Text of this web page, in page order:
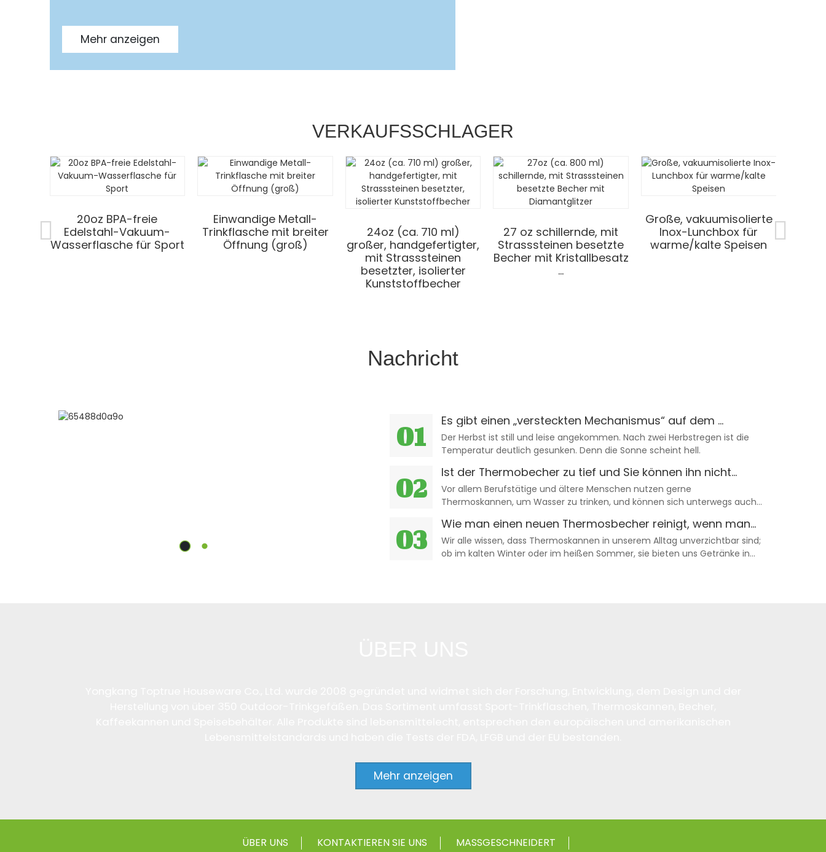
Mehr anzeigen
VERKAUFSSCHLAGER
20oz BPA-freie
Edelstahl-Vakuum-
Wasserflasche für Sport
Einwandige Metall-
Trinkflasche mit breiter
Öffnung (groß)
24oz (ca. 710 ml)
großer, handgefertigter,
mit Strasssteinen
besetzter, isolierter
Kunststoffbecher
27 oz schillernde, mit
Strasssteinen besetzte
Becher mit Kristallbesatz
...
Große, vakuumisolierte
Inox-Lunchbox für
warme/kalte Speisen
Nachricht
01 Es gibt einen „versteckten Mechanismus“ auf dem ...
Der Herbst ist still und leise angekommen. Nach zwei Herbstregen ist die
Temperatur deutlich gesunken. Denn die Sonne scheint hell.
02
Ist der Thermobecher zu tief und Sie können ihn nicht
benutzen?
Vor allem Berufstätige und ältere Menschen nutzen gerne
Thermoskannen, um Wasser zu trinken, und können sich unterwegs auch
03
Wie man einen neuen Thermosbecher reinigt, wenn man
ihn benutzt...
Wir alle wissen, dass Thermoskannen in unserem Alltag unverzichtbar sind;
ob im kalten Winter oder im heißen Sommer, sie bieten uns Getränke in
Mehr anzeigen
ÜBER UNS KONTAKTIEREN SIE UNS MASSGESCHNEIDERT